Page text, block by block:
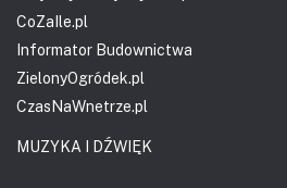
CoZaIle.pl
Informator Budownictwa
ZielonyOgródek.pl
CzasNaWnetrze.pl
MUZYKA I DŹWIĘK